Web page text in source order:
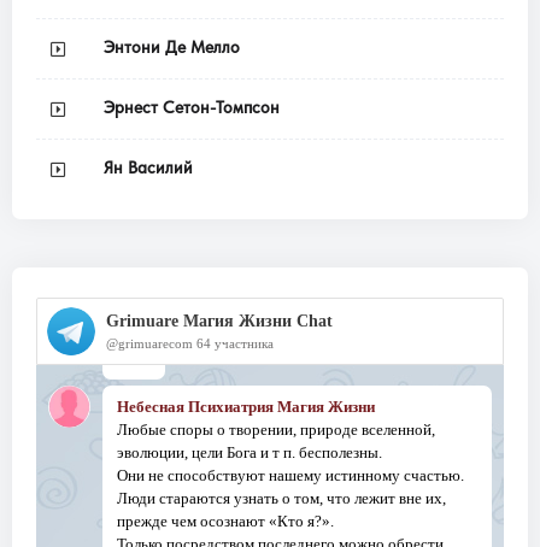
Энтони Де Мелло
Эрнест Сетон-Томпсон
Ян Василий